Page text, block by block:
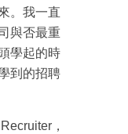
。我一直
與否最重
學起的時
到的招聘
，